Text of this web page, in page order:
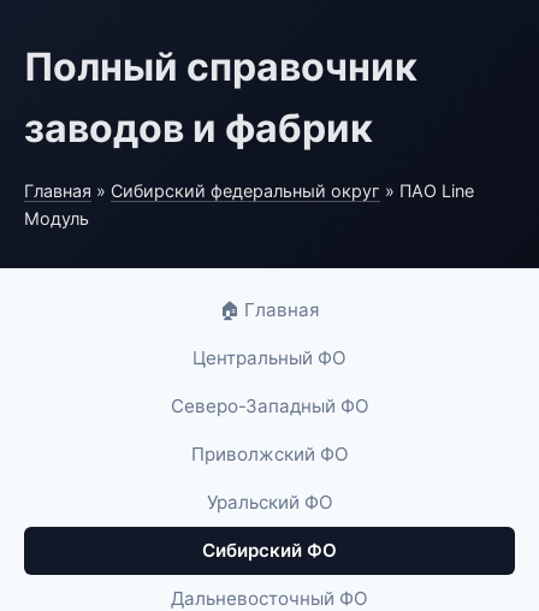
Полный справочник
заводов и фабрик
Главная » Сибирский федеральный округ » ПАО Line
Модуль
🏠 Главная
Центральный ФО
Северо-Западный ФО
Приволжский ФО
Уральский ФО
Сибирский ФО
Дальневосточный ФО